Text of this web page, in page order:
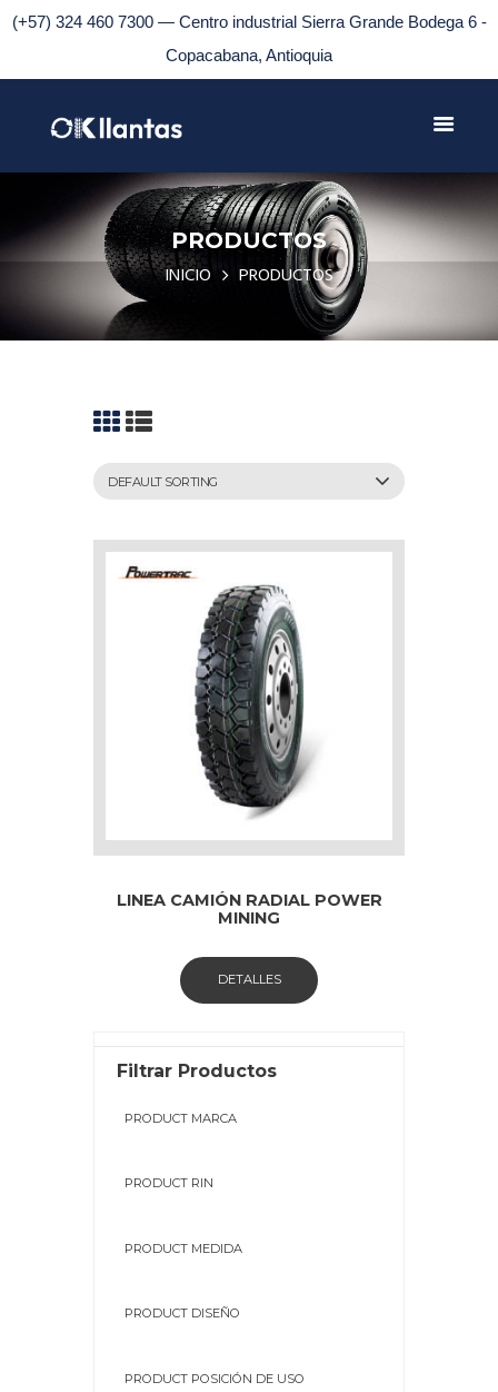
(+57) 324 460 7300 — Centro industrial Sierra Grande Bodega 6 -
Copacabana, Antioquia
PRODUCTOS
INICIO PRODUCTOS
LINEA CAMIÓN RADIAL POWER
MINING
DETALLES
Filtrar Productos